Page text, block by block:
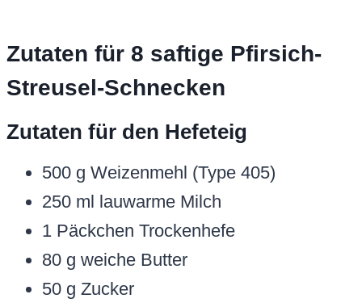
Zutaten für 8 saftige Pfirsich-
Streusel-Schnecken
Zutaten für den Hefeteig
500 g Weizenmehl (Type 405)
250 ml lauwarme Milch
1 Päckchen Trockenhefe
80 g weiche Butter
50 g Zucker